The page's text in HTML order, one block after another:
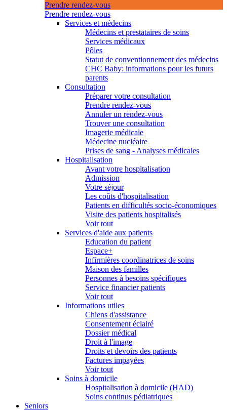
Prendre rendez-vous
Prendre rendez-vous
Services et médecins
Médecins et prestataires de soins
Services médicaux
Pôles
Statut de conventionnement des médecins
CHC Baby: informations pour les futurs
parents
Consultation
Préparer votre consultation
Prendre rendez-vous
Annuler un rendez-vous
Trouver une consultation
Imagerie médicale
Médecine nucléaire
Prises de sang - Analyses médicales
Hospitalisation
Avant votre hospitalisation
Admission
Votre séjour
Les coûts d'hospitalisation
Patients en difficultés socio-économiques
Visite des patients hospitalisés
Voir tout
Services d'aide aux patients
Education du patient
Espace+
Infirmières coordinatrices de soins
Maison des familles
Personnes à besoins spécifiques
Service financier patients
Voir tout
Informations utiles
Chiens d'assistance
Consentement éclairé
Dossier médical
Droit à l'image
Droits et devoirs des patients
Factures impayées
Voir tout
Soins à domicile
Hospitalisation à domicile (HAD)
Soins continus pédiatriques
Seniors